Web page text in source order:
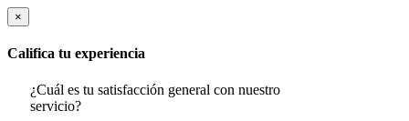
×
Califica tu experiencia
¿Cuál es tu satisfacción general con nuestro
servicio?